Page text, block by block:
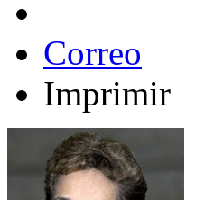
Correo
Imprimir